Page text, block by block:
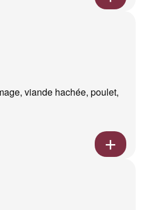
viande hachée, poulet,